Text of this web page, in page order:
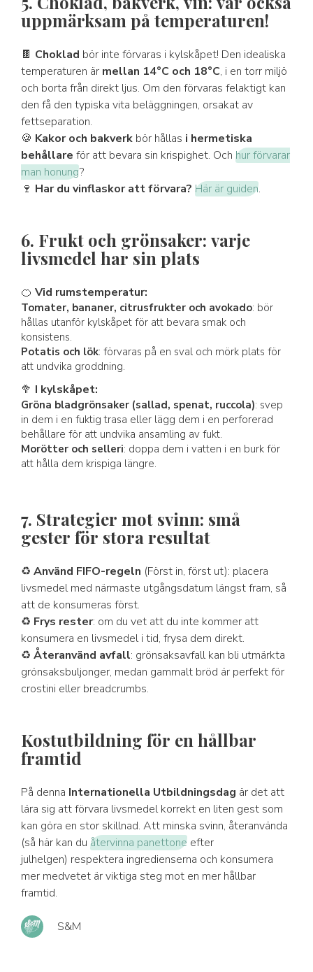
uppmärksam på temperaturen!
🍫 Choklad bör inte förvaras i kylskåpet! Den idealiska
temperaturen är mellan 14°C och 18°C, i en torr miljö
och borta från direkt ljus. Om den förvaras felaktigt kan
den få den typiska vita beläggningen, orsakat av
fettseparation.
🍪 Kakor och bakverk bör hållas i hermetiska
behållare för att bevara sin krispighet. Och hur förvarar
man honung?
🍷 Har du vinflaskor att förvara? Här är guiden.
6. Frukt och grönsaker: varje
livsmedel har sin plats
🍊 Vid rumstemperatur:
Tomater, bananer, citrusfrukter och avokado: bör
hållas utanför kylskåpet för att bevara smak och
konsistens.
Potatis och lök: förvaras på en sval och mörk plats för
att undvika groddning.
🥦 I kylskåpet:
Gröna bladgrönsaker (sallad, spenat, ruccola): svep
in dem i en fuktig trasa eller lägg dem i en perforerad
behållare för att undvika ansamling av fukt.
Morötter och selleri: doppa dem i vatten i en burk för
att hålla dem krispiga längre.
7. Strategier mot svinn: små
gester för stora resultat
♻ Använd FIFO-regeln (Först in, först ut): placera
livsmedel med närmaste utgångsdatum längst fram, så
att de konsumeras först.
♻ Frys rester: om du vet att du inte kommer att
konsumera en livsmedel i tid, frysa dem direkt.
♻ Återanvänd avfall: grönsaksavfall kan bli utmärkta
grönsaksbuljonger, medan gammalt bröd är perfekt för
crostini eller breadcrumbs.
Kostutbildning för en hållbar
framtid
På denna Internationella Utbildningsdag är det att
lära sig att förvara livsmedel korrekt en liten gest som
kan göra en stor skillnad. Att minska svinn, återanvända
(så här kan du återvinna panettone efter
julhelgen) respektera ingredienserna och konsumera
mer medvetet är viktiga steg mot en mer hållbar
framtid.
S&M